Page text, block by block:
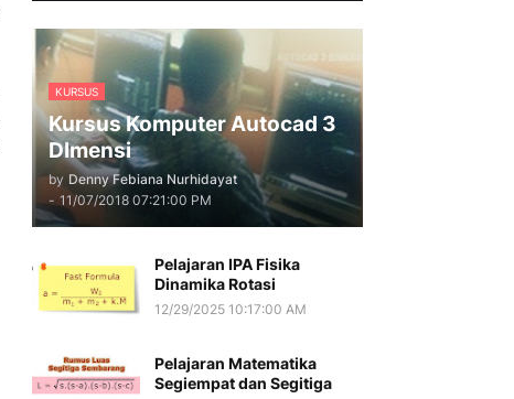
KURSUS
Kursus Komputer Autocad 3
DImensi
by Denny Febiana Nurhidayat
- 11/07/2018 07:21:00 PM
Pelajaran IPA Fisika
Dinamika Rotasi
12/29/2025 10:17:00 AM
Pelajaran Matematika
Segiempat dan Segitiga